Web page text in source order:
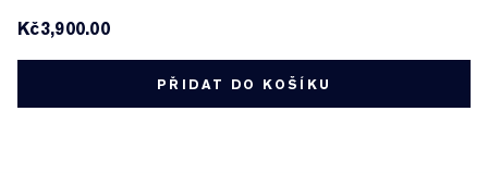
Kč3,900.00
PŘIDAT DO KOŠÍKU